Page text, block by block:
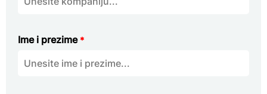
Ime i prezime*